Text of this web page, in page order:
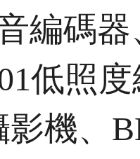
編碼
低照
機、